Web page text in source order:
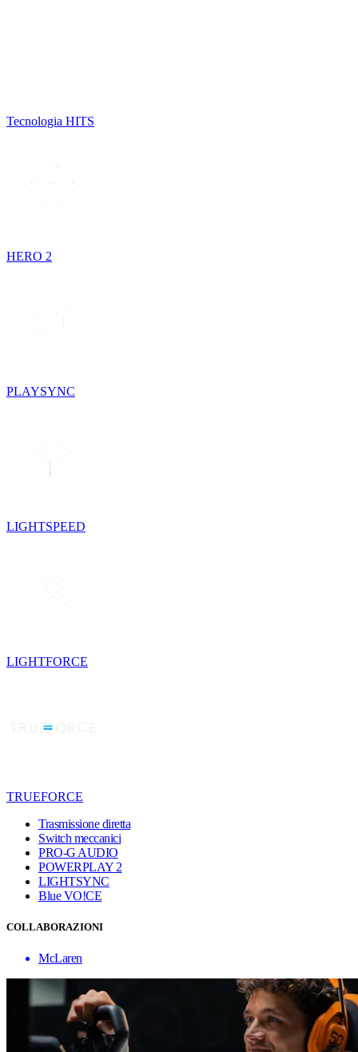
Tecnologia HITS
HERO 2
PLAYSYNC
LIGHTSPEED
LIGHTFORCE
TRUEFORCE
Trasmissione diretta
Switch meccanici
PRO-G AUDIO
POWERPLAY 2
LIGHTSYNC
Blue VO!CE
COLLABORAZIONI
McLaren